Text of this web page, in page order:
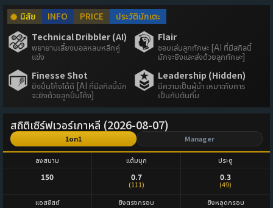
นิสัย INFO PRICE
ประวัตินักเตะ
Technical Dribbler (AI)
พยายามเลี้ยงบอลหลบหลีกคู่
แข่ง
Flair
ชอบเล่นลูกทักษะ [AI ที่มีสกิลนี้
มักจะยิงและส่งด้วยลูกทักษะ]
Finesse Shot
ยิงปั่นโค้งได้ดี [AI ที่มีสกิลนี้มัก
จะยิงด้วยลูกปั่นโค้ง]
Leadership (Hidden)
มีความเป็นผู้นำ เหมาะกับการ
เป็นกัปตันทีม
สถิติเซิร์ฟเวอร์เกาหลี (2026-08-07)
1on1 Manager
ลงสนาม
150
แต้มบุก
0.7
(111)
ประตู
0.3
(49)
แอสซิสต์
ยิงตรงกรอบ ยิงหลุดกรอบ